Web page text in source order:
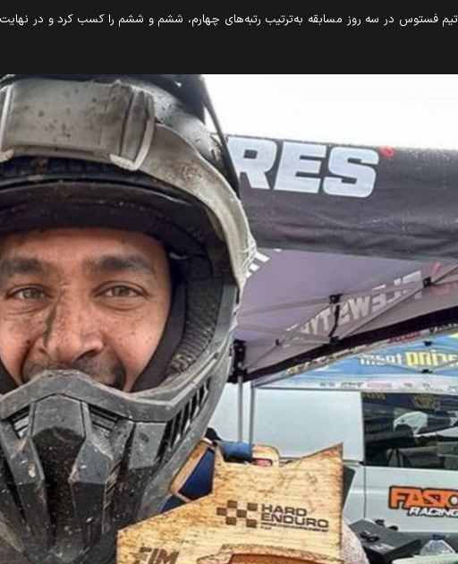
تیم فستوس در سه روز مسابقه به‌ترتیب رتبه‌های چهارم، ششم و ششم را کسب کرد و در